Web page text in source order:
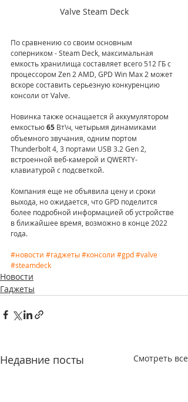
Valve Steam Deck
По сравнению со своим основным
соперником - Steam Deck, максимальная
емкость хранилища составляет всего 512 ГБ с
процессором Zen 2 AMD, GPD Win Max 2 может
вскоре составить серьезную конкуренцию
консоли от Valve.
Новинка также оснащается й аккумулятором
емкостью 65 Вт\ч, четырьмя динамиками
объемного звучания, одним портом
Thunderbolt 4, 3 портами USB 3.2 Gen 2,
встроенной веб-камерой и QWERTY-
клавиатурой с подсветкой.
Компания еще не объявила цену и сроки
выхода, но ожидается, что GPD поделится
более подробной информацией об устройстве
в ближайшее время, возможно в конце 2022
года.
#новости #гаджеты#консоли #gpd#valve
#steamdeck
Новости
Гаджеты
Недавние посты Смотреть все